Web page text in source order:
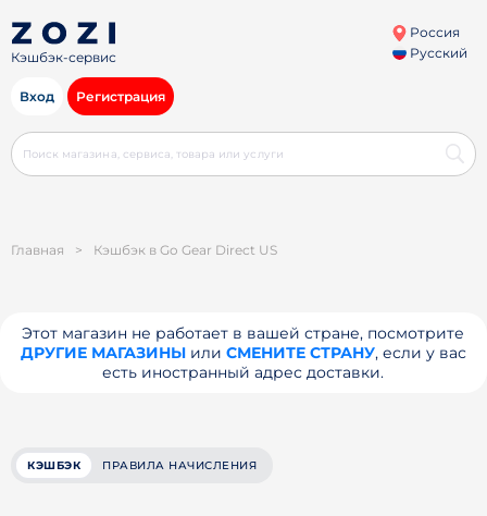
Кэшбэк-сервис
Россия
Русский
Вход Регистрация
Главная > Кэшбэк в Go Gear Direct US
Этот магазин не работает в вашей стране, посмотрите
ДРУГИЕ МАГАЗИНЫили СМЕНИТЕ СТРАНУ, если у вас
есть иностранный адрес доставки.
КЭШБЭК ПРАВИЛА НАЧИСЛЕНИЯ